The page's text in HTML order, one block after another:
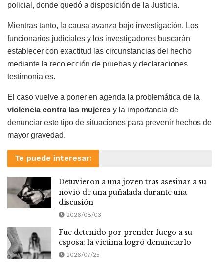
policial, donde quedó a disposición de la Justicia.
Mientras tanto, la causa avanza bajo investigación. Los
funcionarios judiciales y los investigadores buscarán
establecer con exactitud las circunstancias del hecho
mediante la recolección de pruebas y declaraciones
testimoniales.
El caso vuelve a poner en agenda la problemática de la
violencia contra las mujeres y la importancia de
denunciar este tipo de situaciones para prevenir hechos de
mayor gravedad.
Te puede interesar:
Detuvieron a una joven tras asesinar a su
novio de una puñalada durante una
discusión
2026/08/03
Fue detenido por prender fuego a su
esposa: la víctima logró denunciarlo
2026/07/25